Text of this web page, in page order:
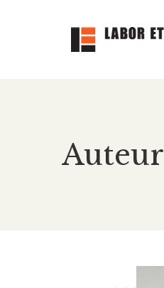
Auteur